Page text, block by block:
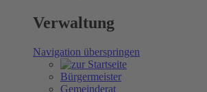
Verwaltung
Navigation überspringen
Bürgermeister
Gemeinderat